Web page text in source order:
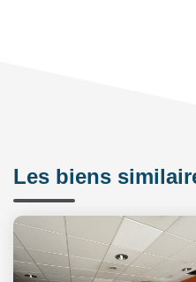
Les biens